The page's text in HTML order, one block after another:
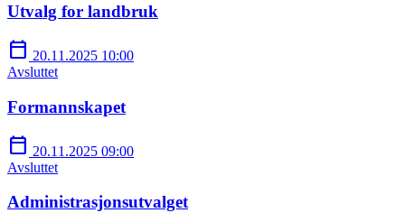
Utvalg for landbruk
calendar_today 20.11.2025 10:00
Avsluttet
Formannskapet
calendar_today 20.11.2025 09:00
Avsluttet
Administrasjonsutvalget